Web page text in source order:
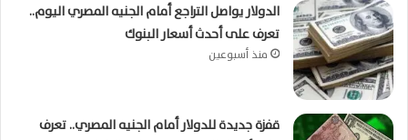
الدولار يواصل التراجع أمام الجنيه المصري اليوم..
تعرف على أحدث أسعار البنوك
منذ أسبوعين
قفزة جديدة للدولار أمام الجنيه المصري.. تعرف